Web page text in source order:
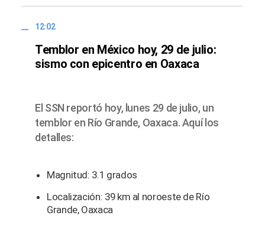
12:02
Temblor en México hoy, 29 de julio:
sismo con epicentro en Oaxaca
El SSN reportó hoy, lunes 29 de julio, un
temblor en Río Grande, Oaxaca. Aquí los
detalles:
Magnitud: 3.1 grados
Localización: 39 km al noroeste de Río
Grande, Oaxaca